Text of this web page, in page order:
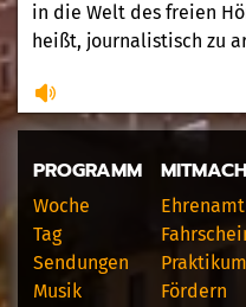
in die Welt des freien
heißt, journalistisch zu
PROGRAMM
Woche
Tag
Sendungen
Musik
Ehrenamt
Praktikum
Fördern